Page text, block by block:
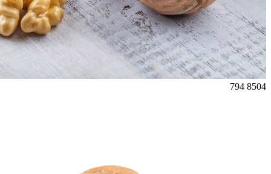
8504
794